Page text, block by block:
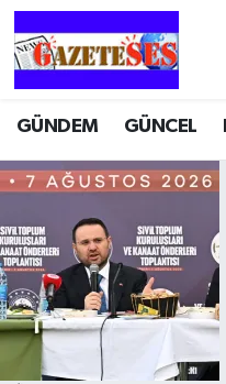
GÜNDEM GÜNCEL